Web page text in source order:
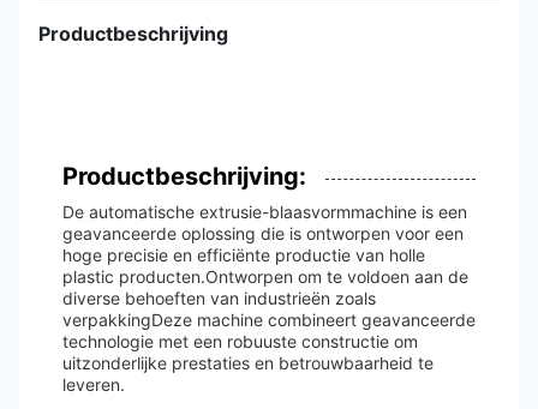
Productbeschrijving
Productbeschrijving:
De automatische extrusie-blaasvormmachine is een
geavanceerde oplossing die is ontworpen voor een
hoge precisie en efficiënte productie van holle
plastic producten.Ontworpen om te voldoen aan de
diverse behoeften van industrieën zoals
verpakkingDeze machine combineert geavanceerde
technologie met een robuuste constructie om
uitzonderlijke prestaties en betrouwbaarheid te
leveren.